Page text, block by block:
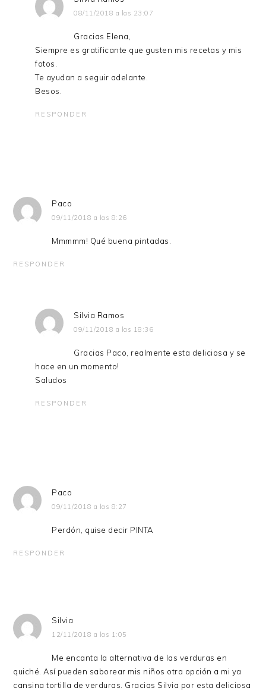
08/11/2018 a las 23:07
Gracias Elena,
Siempre es gratificante que gusten mis recetas y mis
fotos.
Te ayudan a seguir adelante.
Besos.
RESPONDER
Paco
09/11/2018 a las 8:26
Mmmmm! Qué buena pintadas.
RESPONDER
Silvia Ramos
09/11/2018 a las 18:36
Gracias Paco, realmente esta deliciosa y se
hace en un momento!
Saludos
RESPONDER
Paco
09/11/2018 a las 8:27
Perdón, quise decir PINTA
RESPONDER
Silvia
12/11/2018 a las 1:05
Me encanta la alternativa de las verduras en
quiché. Así pueden saborear mis niños otra opción a mi ya
cansina tortilla de verduras. Gracias Silvia por esta deliciosa